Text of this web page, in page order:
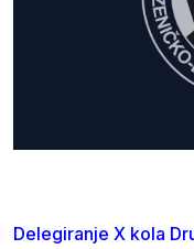
Delegiranje X kola